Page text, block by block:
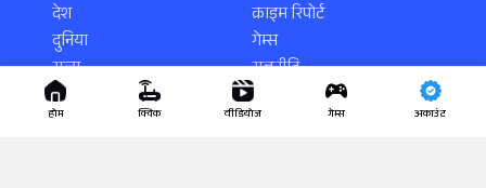
देश
दुनिया
राज्य
स्पोर्ट्स
एंटरटेनमेंट
क्राइम रिपोर्ट
गेम्स
राजनीति
करियर
साइंस-टेक
होम क्विक वीडियोज गेम्स अकाउंट